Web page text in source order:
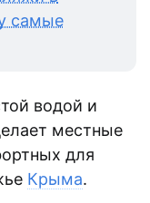
водой и
местные
для
Крыма.
самые